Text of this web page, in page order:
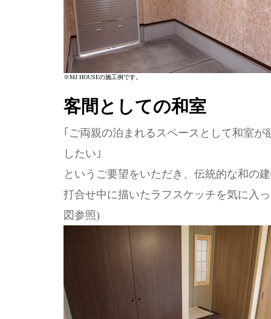
※MJ HOUSEの施工例です。
客間としての和室
｢ご両親の泊まれるスペースとして和室
したい｣
というご要望をいただき、伝統的な和の
打合せ中に描いたラフスケッチを気に入
図参照)